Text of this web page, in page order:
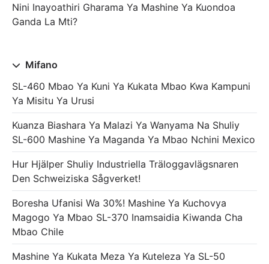
Nini Inayoathiri Gharama Ya Mashine Ya Kuondoa
Ganda La Mti?
Mifano
SL-460 Mbao Ya Kuni Ya Kukata Mbao Kwa Kampuni
Ya Misitu Ya Urusi
Kuanza Biashara Ya Malazi Ya Wanyama Na Shuliy
SL-600 Mashine Ya Maganda Ya Mbao Nchini Mexico
Hur Hjälper Shuliy Industriella Träloggavlägsnaren
Den Schweiziska Sågverket!
Boresha Ufanisi Wa 30%! Mashine Ya Kuchovya
Magogo Ya Mbao SL-370 Inamsaidia Kiwanda Cha
Mbao Chile
Mashine Ya Kukata Meza Ya Kuteleza Ya SL-50